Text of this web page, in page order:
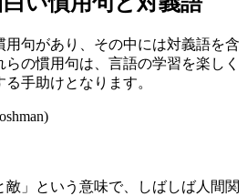
句があり、その中には対義語を含
の慣用句は、言語の学習を楽しく
手助けとなります。
敵」という意味で、しばしば人間関